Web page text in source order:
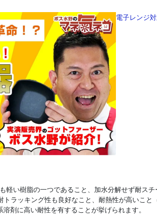
電子レンジ
い樹脂の一つであること、加水分解せず耐ス
トラッキング性も良好なこと、耐熱性が高いこ
剤に高い耐性を有することが挙げられます。